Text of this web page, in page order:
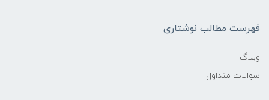
فهرست مطالب نوشتاری
وبلاگ
سوالات متداول